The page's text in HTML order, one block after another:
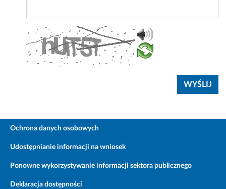
Ochrona danych osobowych
Udostępnianie informacji na wniosek
Ponowne wykorzystywanie informacji sektora publicznego
Deklaracja dostępności